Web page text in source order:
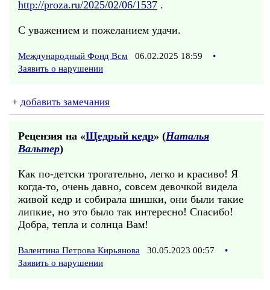
http://proza.ru/2025/02/06/1537 .
С уважением и пожеланием удачи.
Международный Фонд Всм 06.02.2025 18:59
•
Заявить о нарушении
+ добавить замечания
Рецензия на «Щедрый кедр» (Наталья
Вальтер)
Как по-детски трогательно, легко и красиво! Я
когда-то, очень давно, совсем девочкой видела
живой кедр и собирала шишки, они были такие
липкие, но это было так интересно! Спасибо!
Добра, тепла и солнца Вам!
Валентина Петрова Кирьянова 30.05.2023 00:57
•
Заявить о нарушении